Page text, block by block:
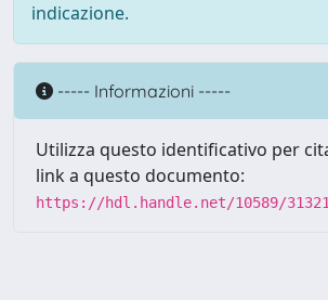
indicazione.
----- Informazioni -----
Utilizza questo identificativo per
link a questo documento:
https://hdl.handle.net/10589/31321